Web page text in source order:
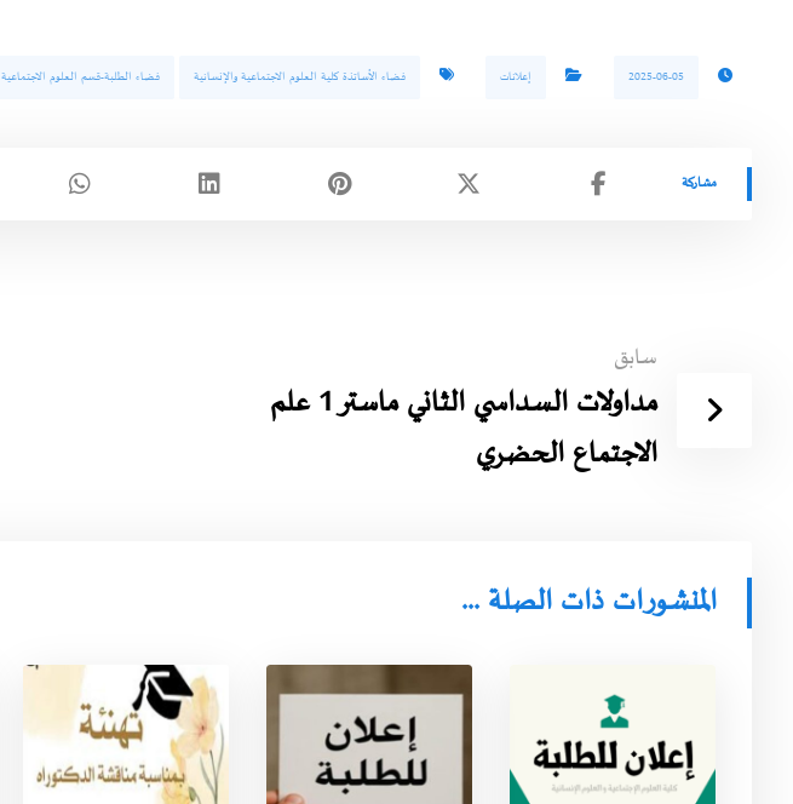
2025-06-05 إعلانات فضاء الأساتذة كلية العلوم الاجتماعية والإنسانية فضاء الطلبة-قسم العلوم الاجتماعية
سابق
مداولات السداسي الثاني ماستر 1 علم
الاجتماع الحضري
المنشورات ذات الصلة ...